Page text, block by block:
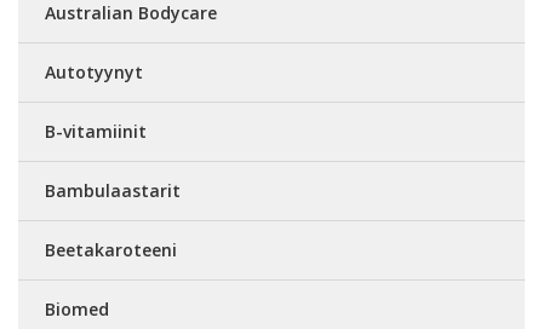
Australian Bodycare
Autotyynyt
B-vitamiinit
Bambulaastarit
Beetakaroteeni
Biomed